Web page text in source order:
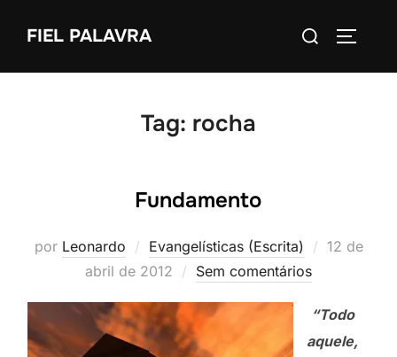
FIEL PALAVRA
Pesquisar
Tag: rocha
Fundamento
por Leonardo Evangelísticas (Escrita)
Postado
12 de
abril de 2012
Sem comentários
“Todo
aquele,